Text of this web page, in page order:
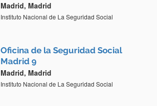
Madrid, Madrid
Instituto Nacional de La Seguridad Social
Oficina de la Seguridad Social
Madrid 9
Madrid, Madrid
Instituto Nacional de La Seguridad Social